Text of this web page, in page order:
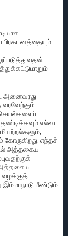
பிரகடனத்தையும்
அனைவரது
வரவேற்கும்
செயல்களைப்
தண்டிக்கவும் எல்லா
எந்தச்
அத்தகைய
அத்தகைய
வழக்குத்
இம்மாநாடு மீண்டும்